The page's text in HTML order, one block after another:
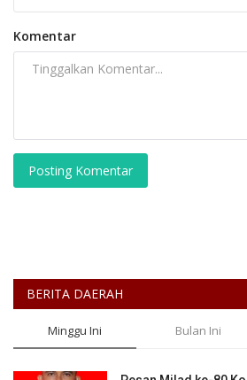
Komentar
Posting Komentar
BERITA DAERAH
Minggu Ini Bulan Ini